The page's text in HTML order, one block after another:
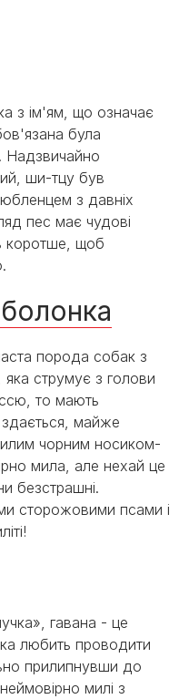
з ім'ям, що означає
була
Надзвичайно
ши-тцу був
з давніх
пес має чудові
коротше, щоб
порода собак з
струмує з голови
то мають
здається, майже
чорним носиком-
мила, але нехай це
безстрашні.
сторожовими псами і
гавана - це
любить проводити
прилипнувши до
милі з